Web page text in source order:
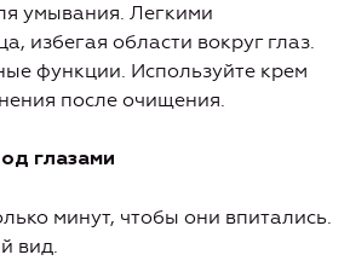
умывания. Легкими
избегая области вокруг глаз.
функции. Используйте крем
после очищения.
глазами
минут, чтобы они впитались.
вид.